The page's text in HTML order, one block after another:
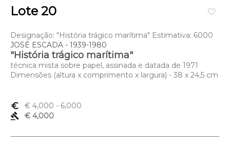
favorite_border
Lote 20
Designação: "História trágico marítima" Estimativa: 6000
JOSÉ ESCADA - 1939-1980
"História trágico marítima"
técnica mista sobre papel, assinada e datada de 1971
Dimensões (altura x comprimento x largura) - 38 x 24,5 cm
euro_symbol € 4,000 - 6,000
gavel
€ 4,000